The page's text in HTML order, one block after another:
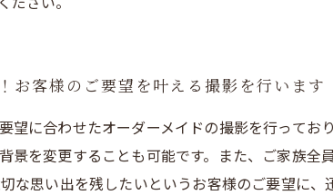
お客様のご要望を叶える撮影を行います
望に合わせたオーダーメイドの撮影を行って
景を変更することも可能です。また、ご家族
な思い出を残したいというお客様のご要望に